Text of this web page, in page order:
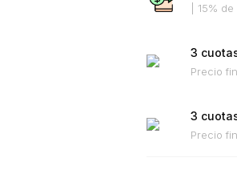
| 15%
3
Precio
3
Precio